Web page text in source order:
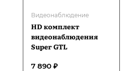
Видеонаблюдение
HD комплект
видеонаблюдения
Super GTL
7 890 ₽